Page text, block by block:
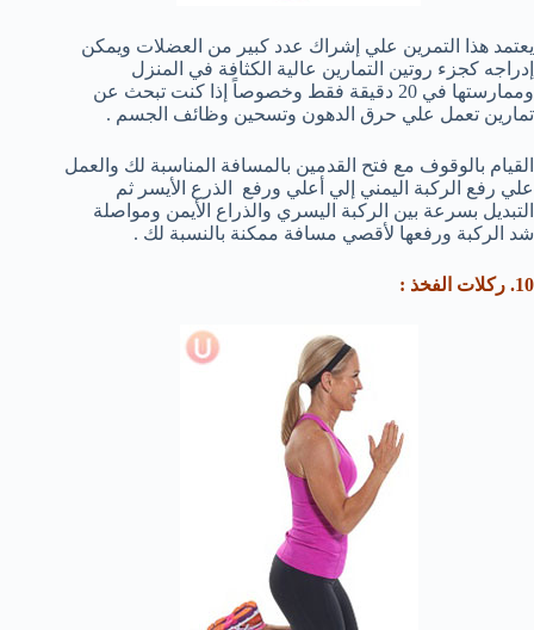
يعتمد هذا التمرين علي إشراك عدد كبير من العضلات ويمكن
إدراجه كجزء روتين التمارين عالية الكثافة في المنزل
وممارستها في 20 دقيقة فقط وخصوصاً إذا كنت تبحث عن
تمارين تعمل علي حرق الدهون وتسحين وظائف الجسم .
القيام بالوقوف مع فتح القدمين بالمسافة المناسبة لك والعمل
علي رفع الركبة اليمني إلي أعلي ورفع الذرع الأيسر ثم
التبديل بسرعة بين الركبة اليسري والذراع الأيمن ومواصلة
شد الركبة ورفعها لأقصي مسافة ممكنة بالنسبة لك .
10. ركلات الفخذ :